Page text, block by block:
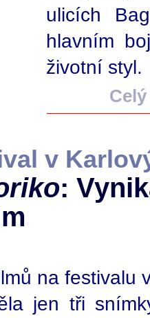
ulicích
hlavním
životní styl.
v
:
na festivalu
jen tři